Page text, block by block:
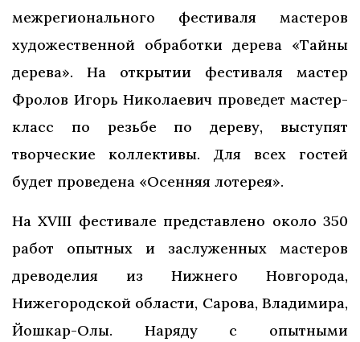
межрегионального фестиваля мастеров
художественной обработки дерева «Тайны
дерева». На открытии фестиваля мастер
Фролов Игорь Николаевич проведет мастер-
класс по резьбе по дереву, выступят
творческие коллективы. Для всех гостей
будет проведена «Осенняя лотерея».
На XVIII фестивале представлено около 350
работ опытных и заслуженных мастеров
древоделия из Нижнего Новгорода,
Нижегородской области, Сарова, Владимира,
Йошкар-Олы. Наряду с опытными